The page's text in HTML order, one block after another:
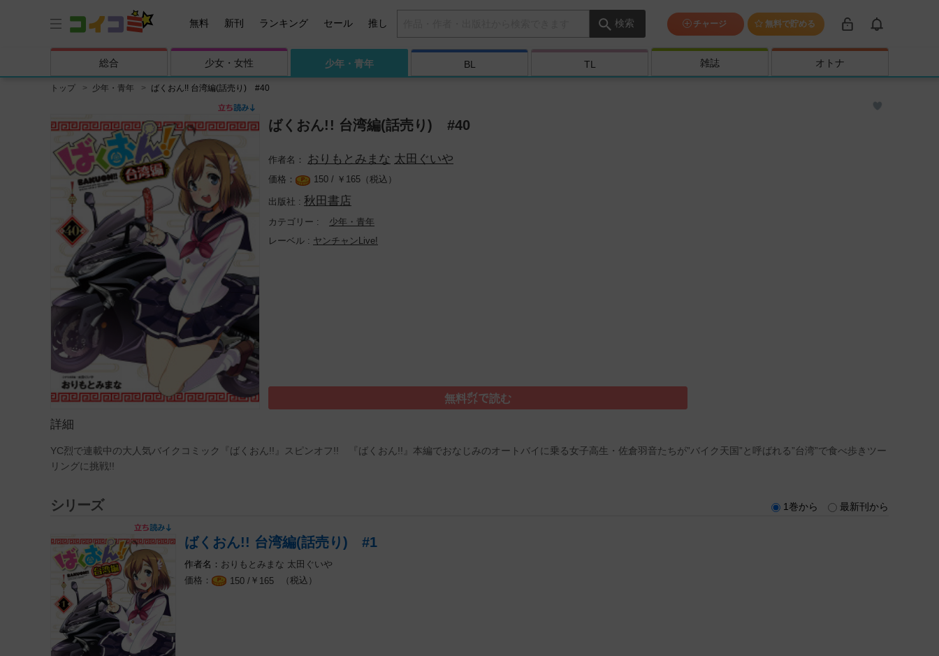
無料 新刊 ランキング セール 推し 検索 チャージ 無料で貯める
総合 少女・ 女性 少年・ 青年 BL TL 雑誌 オトナ
トップ 少年・青年 ばくおん!! 台湾編(話売り) #40
ばくおん!! 台湾編(話売り) #40
おりもとみまな 太田ぐいや
150 / ￥ 165（税込）
秋田書店
少年・青年
ヤンチャンLive!
無料㌽で読む
詳細
YC烈で連載中の大人気バイクコミック『ばくおん!!』スピンオフ!! 『ばくおん!!』本編でおなじみのオートバイに乗る女子高生・佐倉羽音たちが”バイク天国”と呼ばれる”台湾”で食べ歩きツー
リングに挑戦!!
シリーズ 1巻から 最新刊から
ばくおん!! 台湾編(話売り) #1
おりもとみまな 太田ぐいや
150 / ￥ 165 （税込）